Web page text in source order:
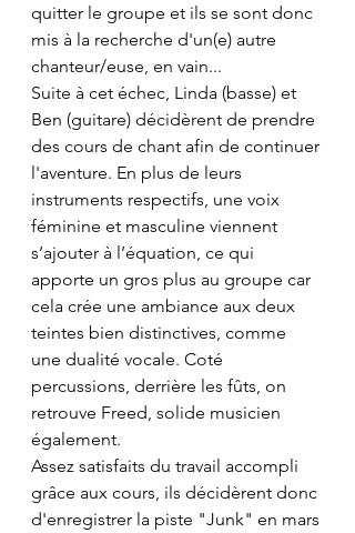
quitter le groupe et ils se sont donc
mis à la recherche d'un(e) autre
chanteur/euse, en vain...
Suite à cet échec, Linda (basse) et
Ben (guitare) décidèrent de prendre
des cours de chant afin de continuer
l'aventure. En plus de leurs
instruments respectifs, une voix
féminine et masculine viennent
s’ajouter à l’équation, ce qui
apporte un gros plus au groupe car
cela crée une ambiance aux deux
teintes bien distinctives, comme
une dualité vocale. Coté
percussions, derrière les fûts, on
retrouve Freed, solide musicien
également.
Assez satisfaits du travail accompli
grâce aux cours, ils décidèrent donc
d'enregistrer la piste "Junk" en mars